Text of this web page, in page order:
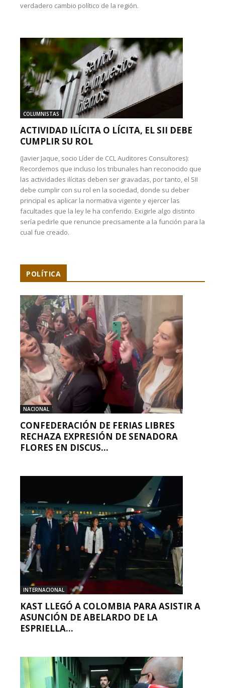
verdadero cambio político de la región.
COLUMNISTAS
ACTIVIDAD ILÍCITA O LÍCITA, EL SII DEBE
CUMPLIR SU ROL
(Javier Jaque, socio Líder de CCL Auditores Consultores):
Recordemos que incluso los tribunales han reconocido que
las actividades ilícitas deben ser gravadas, por tanto, el SII
debe cumplir con su rol en la sociedad, donde su deber
principal es aplicar la normativa vigente y ejercer las
facultades que la ley le ha conferido. Exigirle algo distinto
sería pedirle que renuncie precisamente a la función para la
cual fue creado.
POLÍTICA
NACIONAL
CONFEDERACIÓN DE FERIAS LIBRES
RECHAZA EXPRESIÓN DE SENADORA
FLORES EN DISCUS...
INTERNACIONAL
KAST LLEGÓ A COLOMBIA PARA ASISTIR A
ASUNCIÓN DE ABELARDO DE LA
ESPRIELLA...